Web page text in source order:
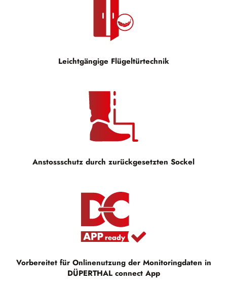
Leichtgängige Flügeltürtechnik
Anstossschutz durch zurückgesetzten Sockel
Vorbereitet für Onlinenutzung der Monitoringdaten in
DÜPERTHAL connect App